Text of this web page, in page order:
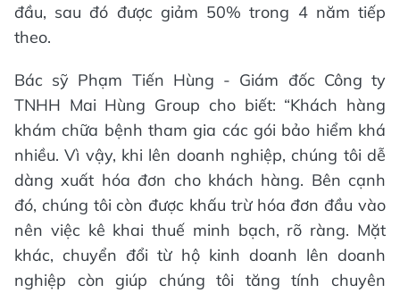
đầu, sau đó được giảm 50% trong 4 năm tiếp
theo.
Bác sỹ Phạm Tiến Hùng - Giám đốc Công ty
TNHH Mai Hùng Group cho biết: “Khách hàng
khám chữa bệnh tham gia các gói bảo hiểm khá
nhiều. Vì vậy, khi lên doanh nghiệp, chúng tôi dễ
dàng xuất hóa đơn cho khách hàng. Bên cạnh
đó, chúng tôi còn được khấu trừ hóa đơn đầu vào
nên việc kê khai thuế minh bạch, rõ ràng. Mặt
khác, chuyển đổi từ hộ kinh doanh lên doanh
nghiệp còn giúp chúng tôi tăng tính chuyên